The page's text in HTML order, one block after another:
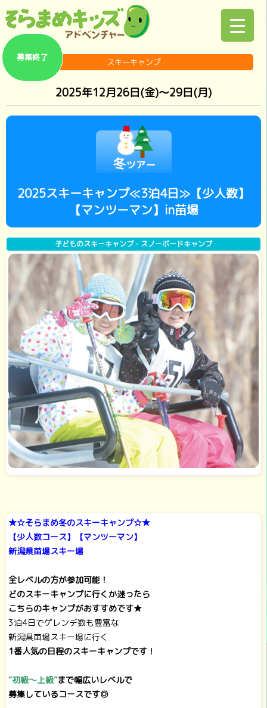
募集終了 スキーキャンプ
2025年12月26日(金)～29日(月)
2025スキーキャンプ≪3泊4日≫【少人数】
【マンツーマン】in苗場
子どものスキーキャンプ・スノーボードキャンプ
★☆そらまめ冬のスキーキャンプ☆★
【少人数コース】【マンツーマン】
新潟県苗場スキー場
全レベルの方が参加可能！
どのスキーキャンプに行くか迷ったら
こちらのキャンプがおすすめです★
3泊4日でゲレンデ数も豊富な
新潟県苗場スキー場に行く
1番人気の日程のスキーキャンプです！
“初級～上級”まで幅広いレベルで
募集しているコースです◎